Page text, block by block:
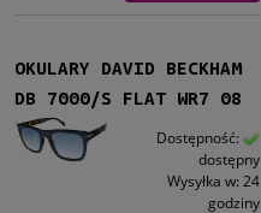
OKULARY DAVID BECKHAM
DB 7000/S FLAT WR7 08
Dostępność:
dostępny
Wysyłka w: 24
godziny